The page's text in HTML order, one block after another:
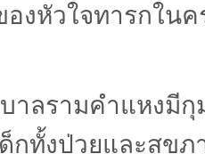
งหัวใจทารกในค
าลรามคำแหงมี
กทั้งป่วยและสุข